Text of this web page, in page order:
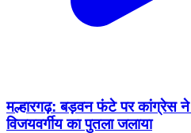
मल्हारगढ़: बड़वन फंटे पर कांग्रेस
विजयवर्गीय का पुतला जलाया